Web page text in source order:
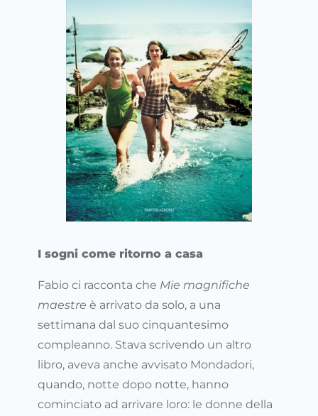
I sogni come ritorno a casa
Fabio ci racconta che Mie magnifiche
maestre è arrivato da solo, a una
settimana dal suo cinquantesimo
compleanno. Stava scrivendo un altro
libro, aveva anche avvisato Mondadori,
quando, notte dopo notte, hanno
cominciato ad arrivare loro: le donne della